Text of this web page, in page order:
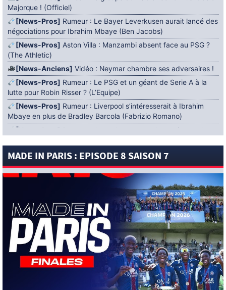
Majorque ! (Officiel)
[News-Pros] Rumeur : Le Bayer Leverkusen aurait lancé des
négociations pour Ibrahim Mbaye (Ben Jacobs)
[News-Pros] Aston Villa : Manzambi absent face au PSG ?
(The Athletic)
[News-Anciens] Vidéo : Neymar chambre ses adversaires !
[News-Pros] Rumeur : Le PSG et un géant de Serie A à la
lutte pour Robin Risser ? (L’Equipe)
[News-Pros] Rumeur : Liverpool s’intéresserait à Ibrahim
Mbaye en plus de Bradley Barcola (Fabrizio Romano)
[News-Pros]
Rumeur : Accord contractuel trouvé entre le
[News-Pros]Rumeur : Le PSG aurait lancé un ultimatum
4 AOÛT 2026
Mercato : Khalil Ayari prêté à Dunkerque
(Officiel)
[News-Anciens]Leverkusen : un retour de Diaby envisagé
(Foot Mercato)
[News-Formation]Nsoki va filer au Dinamo Zagreb
(L’Equipe)
[News-Pros]Rumeur : Suzuki acheté par le PSG puis prêté ?
MADE IN PARIS : EPISODE 8 SAISON 7